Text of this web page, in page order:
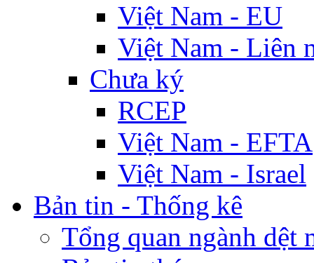
Việt Nam - EU
Việt Nam - Liên
Chưa ký
RCEP
Việt Nam - EFTA
Việt Nam - Israel
Bản tin - Thống kê
Tổng quan ngành dệt